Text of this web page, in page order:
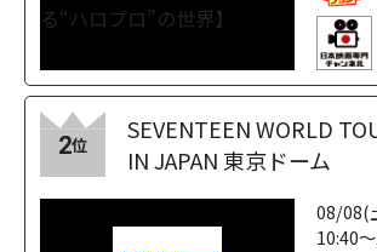
2位
SEVENTEEN WORLD
IN JAPAN 東京ドーム
08/08(
10:40